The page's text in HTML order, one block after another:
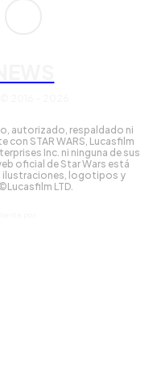
autorizado, respaldado ni
con STAR WARS, Lucasfilm
Inc. ni ninguna de sus
oficial de Star Wars está
ilustraciones, logotipos y
LTD.